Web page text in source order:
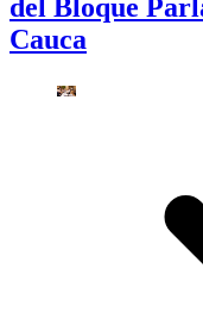
del Bloque
Cauca